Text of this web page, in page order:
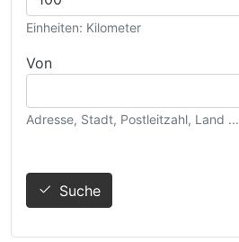
Einheiten: Kilometer
Von
Adresse, Stadt, Postleitzahl, Land ...
Suche